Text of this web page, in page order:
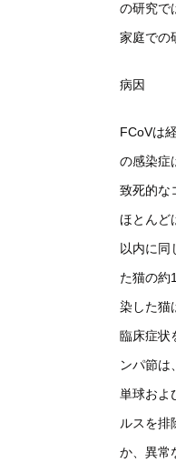
の研究で
家庭での
病因
FCoVは
の感染症
致死的な
ほとんど
以内に同
た猫の約
染した猫
臨床症状
ンパ節は
単球およ
ルスを排
か、異常